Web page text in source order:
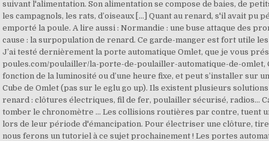
suivant l'alimentation. Son alimentation se compose de baies, de
les campagnols, les rats, d’oiseaux […] Quant au renard, s'il avait pu
emporté la poule. A lire aussi : Normandie : une buse attaque des
cause : la surpopulation de renard. Ce garde-manger est fort utile
J’ai testé dernièrement la porte automatique Omlet, que je vous
poules.com/poulailler/la-porte-de-poulailler-automatique-de-
fonction de la luminosité ou d’une heure fixe, et peut s’installer sur
Cube de Omlet (pas sur le eglu go up). Ils existent plusieurs
renard : clôtures électriques, fil de fer, poulailler sécurisé, radios…
tomber le chronomètre … Les collisions routières par contre, tuent
lors de leur période d'émancipation. Pour électriser une clôture,
nous ferons un tutoriel à ce sujet prochainement ! Les portes